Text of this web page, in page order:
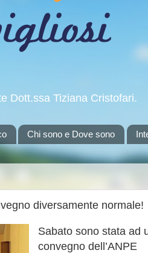
Dott.ssa Tiziana Cristofari.
Chi sono e Dove sono
diversamente normale!
Sabato sono stata ad
convegno dell’ANPE